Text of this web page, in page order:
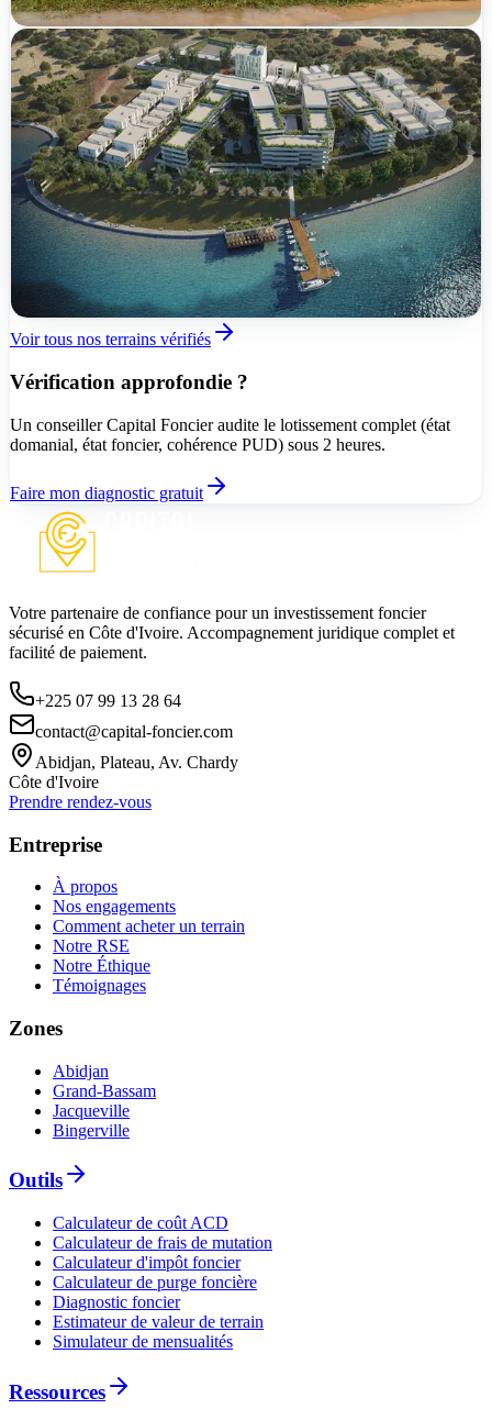
TER-2026-N9DB4
VérifiéCMPF
Nouveau
120 600 000 FCFA
Bingerville
Abatta
600 m²| Zone urbaine|
Accès bitumé
1
lots disponibles
TER-2026-9KBNK
Voir tous nos terrains vérifiés
Vérification approfondie ?
Un conseiller Capital Foncier audite le lotissement complet (état
domanial, état foncier, cohérence PUD) sous 2 heures.
Faire mon diagnostic gratuit
Votre partenaire de confiance pour un investissement foncier
sécurisé en Côte d'Ivoire. Accompagnement juridique complet et
facilité de paiement.
+225 07 99 13 28 64
contact@capital-foncier.com
Abidjan, Plateau, Av. Chardy
Côte d'Ivoire
Prendre rendez-vous
Entreprise
À propos
Nos engagements
Comment acheter un terrain
Notre RSE
Notre Éthique
Témoignages
Zones
Abidjan
Grand-Bassam
Jacqueville
Bingerville
Outils
Calculateur de coût ACD
Calculateur de frais de mutation
Calculateur d'impôt foncier
Calculateur de purge foncière
Diagnostic foncier
Estimateur de valeur de terrain
Simulateur de mensualités
Ressources